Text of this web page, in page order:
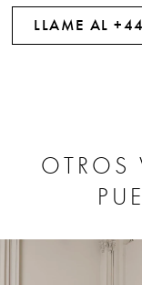
OTROS
AUTOPLAY
SLIDE
SLIDE
0